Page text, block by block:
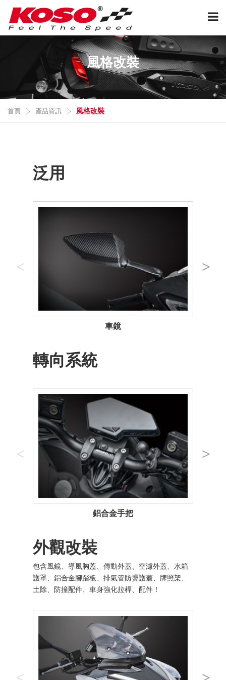
風格改裝
首頁 產品資訊 風格改裝
泛用
車鏡
轉向系統
鋁合金手把
外觀改裝
包含風鏡、導風胸蓋、傳動外蓋、空濾外蓋、水箱
護罩、鋁合金腳踏板、排氣管防燙護蓋、牌照架、
土除、防撞配件、車身強化拉桿、配件！